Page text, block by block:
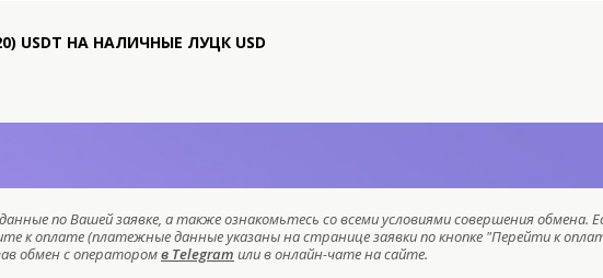
USDT НА НАЛИЧНЫЕ ЛУЦК USD
по Вашей заявке, а также ознакомьтесь со всеми условиями совершения обмена.
к оплате (платежные данные указаны на странице заявки по кнопке "Перейти к
обмен с операторомв Telegram или в онлайн-чате на сайте.